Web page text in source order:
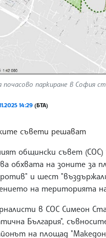
почасово паркиране в София
14:29 (БТА)
съвети решават
общински съвет
обхвата на зоните за
и шест
на територията
в СОС Симеон
България",
на площад